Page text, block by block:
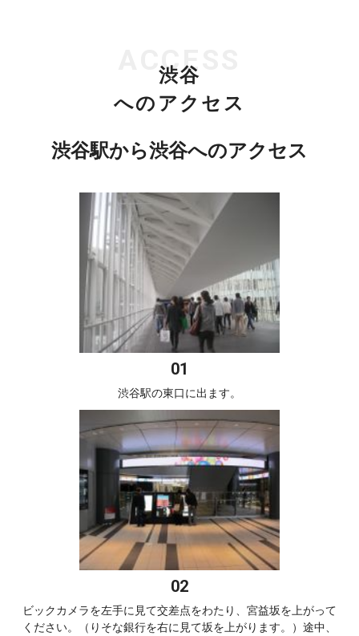
渋谷
へのアクセス
ACCESS
渋谷駅から渋谷へのアクセス
渋谷駅の東口に出ます。
ビックカメラを左手に見て交差点をわたり、宮益坂を上がって
ください。（りそな銀行を右に見て坂を上がります。）途中、